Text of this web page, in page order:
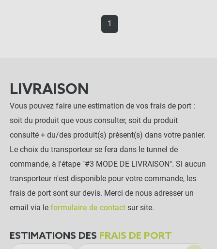
1
LIVRAISON
Vous pouvez faire une estimation de vos frais de port :
soit du produit que vous consulter, soit du produit
consulté + du/des produit(s) présent(s) dans votre panier.
Le choix du transporteur se fera dans le tunnel de
commande, à l'étape "#3 MODE DE LIVRAISON". Si aucun
transporteur n'est disponible pour votre commande, les
frais de port sont sur devis. Merci de nous adresser un
email via le formulaire de contact sur site.
ESTIMATIONS DES FRAIS DE PORT